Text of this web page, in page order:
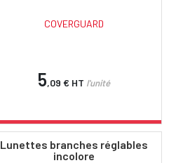
COVERGUARD
5,09 € HT l'unité
Lunettes branches réglables
incolore